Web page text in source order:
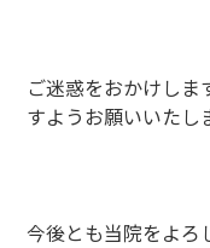
ご迷惑をおかけし
すようお願いいたし
今後とも当院をよろ